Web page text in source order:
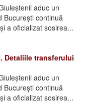
aduc un
București continuă
a oficializat sosirea...
Detaliile transferului
aduc un
București continuă
a oficializat sosirea...